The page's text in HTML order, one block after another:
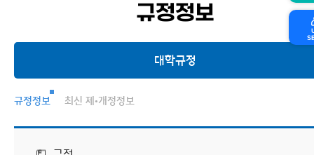
규정정보
대학규정
지침/내규집
규정정보 최신 제•개정정보